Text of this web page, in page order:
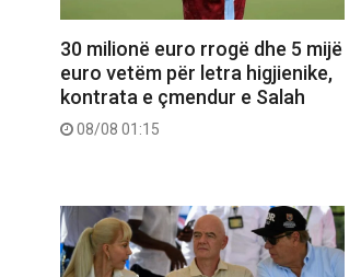
30 milionë euro rrogë dhe 5 mijë
euro vetëm për letra higjienike,
kontrata e çmendur e Salah
08/08 01:15